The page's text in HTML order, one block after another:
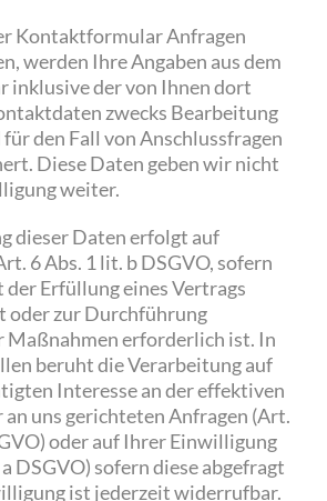
Kontaktformular Anfragen
werden Ihre Angaben aus dem
inklusive der von Ihnen dort
zwecks Bearbeitung
den Fall von Anschlussfragen
Diese Daten geben wir nicht
weiter.
dieser Daten erfolgt auf
6 Abs. 1 lit. b DSGVO, sofern
der Erfüllung eines Vertrags
oder zur Durchführung
erforderlich ist. In
beruht die Verarbeitung auf
Interesse an der effektiven
uns gerichteten Anfragen (Art.
oder auf Ihrer Einwilligung
DSGVO) sofern diese abgefragt
ist jederzeit widerrufbar.